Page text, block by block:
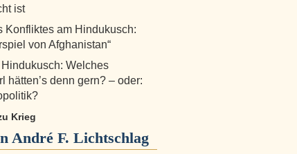
ist
Konfliktes am Hindukusch:
von Afghanistan“
Welches
hätten’s denn gern? – oder:
Krieg
André F. Lichtschlag